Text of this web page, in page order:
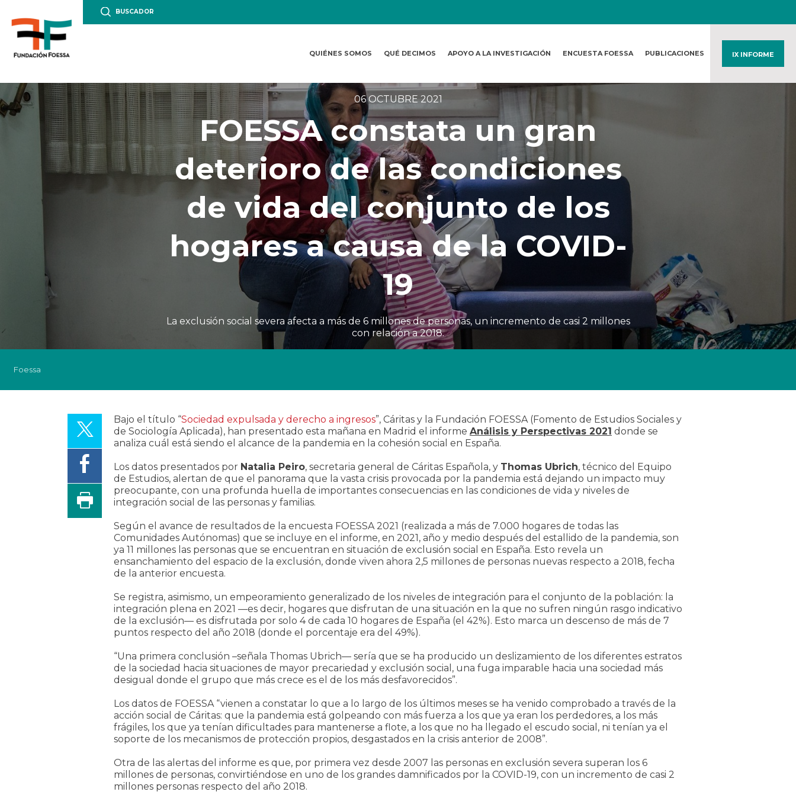
BUSCADOR
QUIÉNES SOMOS QUÉ DECIMOS APOYO A LA INVESTIGACIÓN ENCUESTA FOESSA PUBLICACIONES IX INFORME
06 OCTUBRE 2021
FOESSA constata un gran
deterioro de las condiciones
de vida del conjunto de los
hogares a causa de la COVID-
19
La exclusión social severa afecta a más de 6 millones de personas, un incremento de casi 2 millones
con relación a 2018.
Foessa
Bajo el título “Sociedad expulsada y derecho a ingresos”, Cáritas y la Fundación FOESSA (Fomento de Estudios Sociales y
de Sociología Aplicada), han presentado esta mañana en Madrid el informe Análisis y Perspectivas 2021 donde se
analiza cuál está siendo el alcance de la pandemia en la cohesión social en España.
Los datos presentados por Natalia Peiro, secretaria general de Cáritas Española, y Thomas Ubrich, técnico del Equipo
de Estudios, alertan de que el panorama que la vasta crisis provocada por la pandemia está dejando un impacto muy
preocupante, con una profunda huella de importantes consecuencias en las condiciones de vida y niveles de
integración social de las personas y familias.
Según el avance de resultados de la encuesta FOESSA 2021 (realizada a más de 7.000 hogares de todas las
Comunidades Autónomas) que se incluye en el informe, en 2021, año y medio después del estallido de la pandemia, son
ya 11 millones las personas que se encuentran en situación de exclusión social en España. Esto revela un
ensanchamiento del espacio de la exclusión, donde viven ahora 2,5 millones de personas nuevas respecto a 2018, fecha
de la anterior encuesta.
Se registra, asimismo, un empeoramiento generalizado de los niveles de integración para el conjunto de la población: la
integración plena en 2021 —es decir, hogares que disfrutan de una situación en la que no sufren ningún rasgo indicativo
de la exclusión— es disfrutada por solo 4 de cada 10 hogares de España (el 42%). Esto marca un descenso de más de 7
puntos respecto del año 2018 (donde el porcentaje era del 49%).
“Una primera conclusión –señala Thomas Ubrich— sería que se ha producido un deslizamiento de los diferentes estratos
de la sociedad hacia situaciones de mayor precariedad y exclusión social, una fuga imparable hacia una sociedad más
desigual donde el grupo que más crece es el de los más desfavorecidos”.
Los datos de FOESSA “vienen a constatar lo que a lo largo de los últimos meses se ha venido comprobado a través de la
acción social de Cáritas: que la pandemia está golpeando con más fuerza a los que ya eran los perdedores, a los más
frágiles, los que ya tenían dificultades para mantenerse a flote, a los que no ha llegado el escudo social, ni tenían ya el
soporte de los mecanismos de protección propios, desgastados en la crisis anterior de 2008”.
Otra de las alertas del informe es que, por primera vez desde 2007 las personas en exclusión severa superan los 6
millones de personas, convirtiéndose en uno de los grandes damnificados por la COVID-19, con un incremento de casi 2
millones personas respecto del año 2018.